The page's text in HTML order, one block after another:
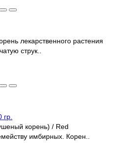
лекарственного растения
струк..
гр.
корень) / Red
имбирных. Корен..